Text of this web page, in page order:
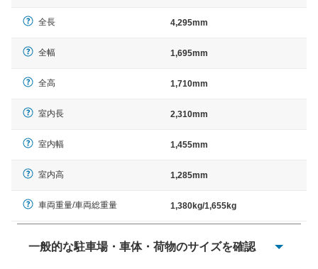
全長 4,295mm
全幅 1,695mm
全高 1,710mm
室内長 2,310mm
室内幅 1,455mm
室内高 1,285mm
車両重量/車両総重量 1,380kg/1,655kg
一般的な駐車場・車体・荷物のサイズを確認